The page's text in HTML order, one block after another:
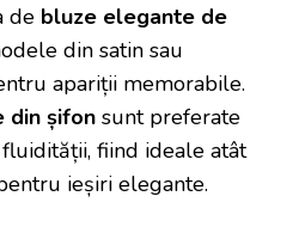
de bluze elegante de
din satin sau
apariții memorabile.
din șifon sunt preferate
fiind ideale atât
ieșiri elegante.